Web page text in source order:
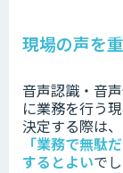
現場の声を
音声認識・音
に業務を行う
決定する際は、
「業務で無駄
するとよいでし